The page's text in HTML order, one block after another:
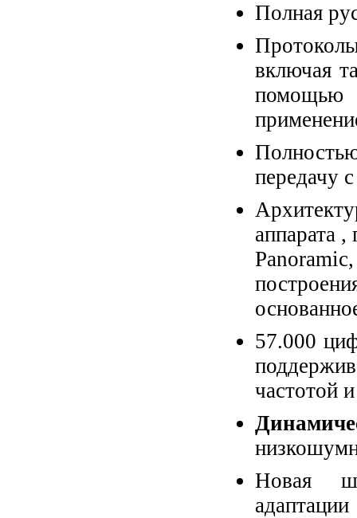
Полная
включая
помощью
передачу
аппарата
57.000
частотой
Новая